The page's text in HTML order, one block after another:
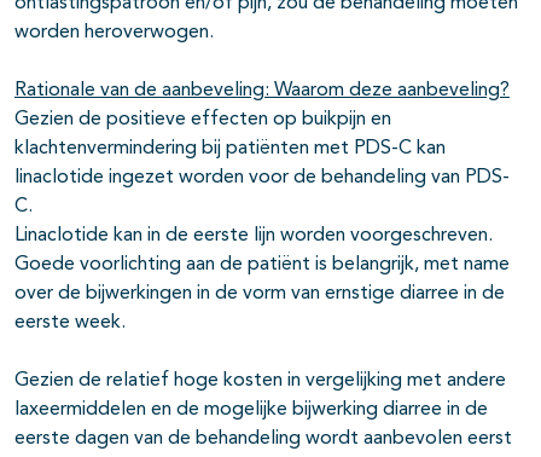
worden heroverwogen.
Rationale van de aanbeveling: Waarom deze aanbeveling?
Gezien de positieve effecten op buikpijn en
klachtenvermindering bij patiënten met PDS-C kan
linaclotide ingezet worden voor de behandeling van PDS-
C.
Linaclotide kan in de eerste lijn worden voorgeschreven.
Goede voorlichting aan de patiënt is belangrijk, met name
over de bijwerkingen in de vorm van ernstige diarree in de
eerste week.
Gezien de relatief hoge kosten in vergelijking met andere
laxeermiddelen en de mogelijke bijwerking diarree in de
eerste dagen van de behandeling wordt aanbevolen eerst